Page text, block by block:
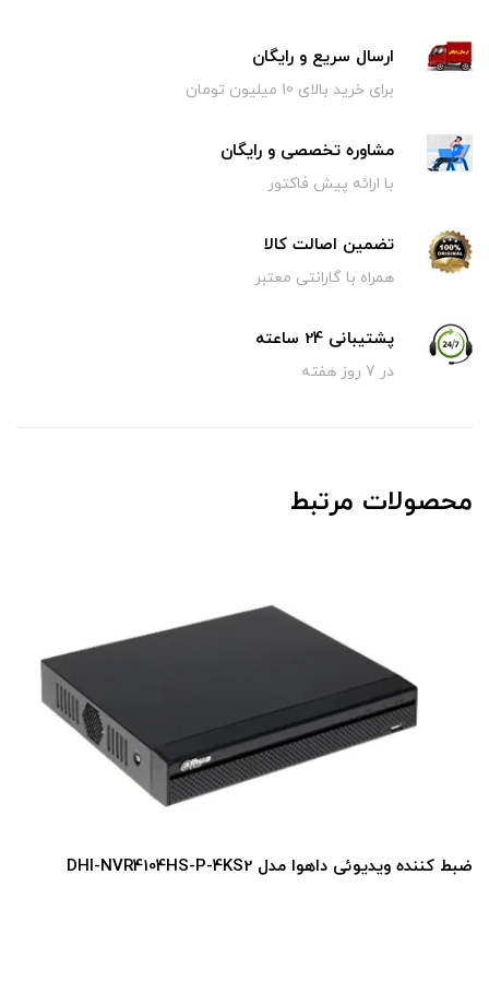
ارسال سریع و رایگان
برای خرید بالای 10 میلیون تومان
مشاوره تخصصی و رایگان
با ارائه پیش فاکتور
تضمین اصالت کالا
همراه با گارانتی معتبر
پشتیبانی 24 ساعته
در 7 روز هفته
محصولات مرتبط
ضبط کننده ویدیوئی داهوا مدل DHI-NVR4104HS-P-4KS2